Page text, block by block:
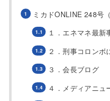
ミカドONLINE 248号
１．エネマネ最新
２．刑事コロンボ
３．会長ブログ
４．メディアニュ